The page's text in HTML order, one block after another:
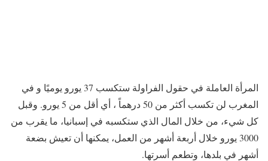
المرأة العاملة في حقول الفراولة ستكسب 37 يورو يوميًا و في
المغرب لن تكسب أكثر من 50 درهماً ، أي أقل من 5 يورو. وقبل
كل شيء، من خلال المال الذي ستكسبه في إسبانيا، ما يقرب من
3000 يورو خلال أربعة أشهر من العمل، يمكنها أن تعيش بضعة
أشهر في بلدها، وتطعم أسرتها.